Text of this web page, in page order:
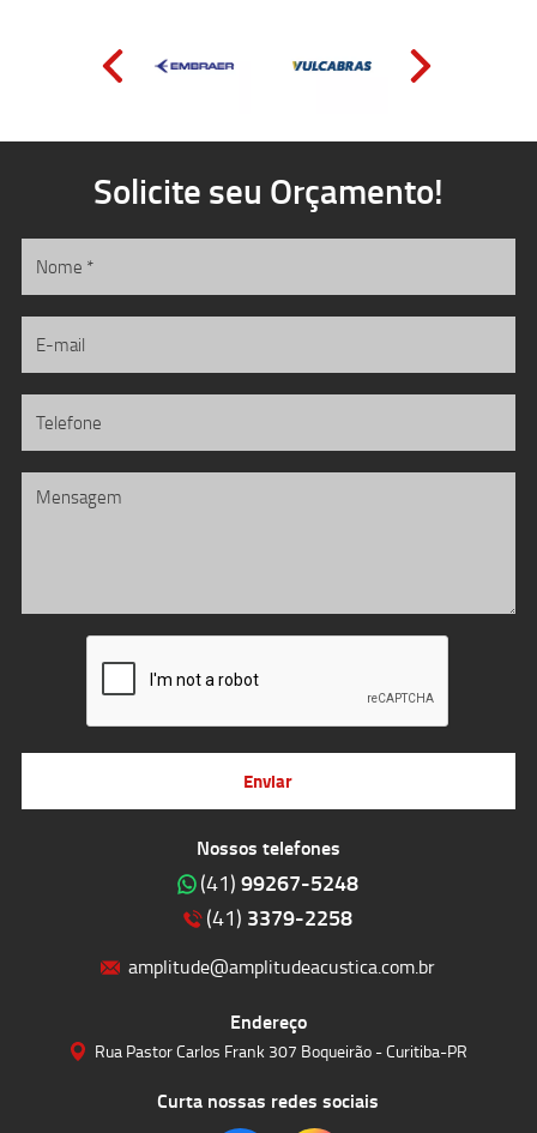
Nossos telefones
(41) 99267-5248
(41) 3379-2258
amplitude@amplitudeacustica.com.br
Endereço
Rua Pastor Carlos Frank 307 Boqueirão - Curitiba-PR
Curta nossas redes sociais
Solicite seu Orçamento!
Enviar